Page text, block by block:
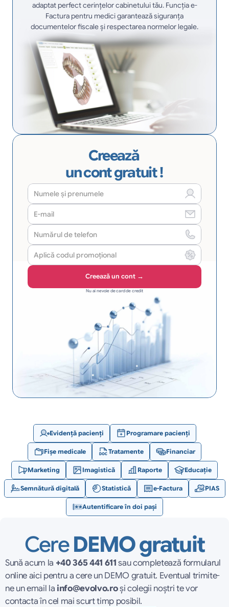
adaptat perfect cerințelor cabinetului tău. Funcția e-
Factura pentru medici garantează siguranța
documentelor fiscale și respectarea normelor legale.
Creează
un cont gratuit !
Creează un cont →
Nu ai nevoie de card de credit
Cere DEMO gratuit
Sună acum la +40 365 441 611 sau completează formularul
online aici pentru a cere un DEMO gratuit. Eventual trimite-
ne un email la info@evolvo.ro și colegii noștri te vor
contacta în cel mai scurt timp posibil.
Evidență pacienți Programare pacienți
Fișe medicale Tratamente Financiar
Marketing Imagistică Raporte Educație
Semnătură digitală Statistică e-Factura PIAS
Autentificare în doi pași